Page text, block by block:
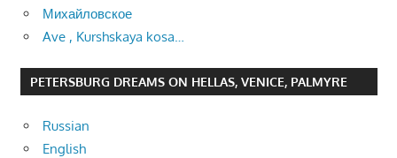
Михайловское
Ave , Kurshskaya kosa…
PETERSBURG DREAMS ON HELLAS, VENICE, PALMYRE
Russian
English